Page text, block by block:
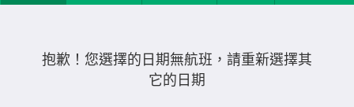
抱歉！您選擇的日期無航班，請重新選擇其
它的日期